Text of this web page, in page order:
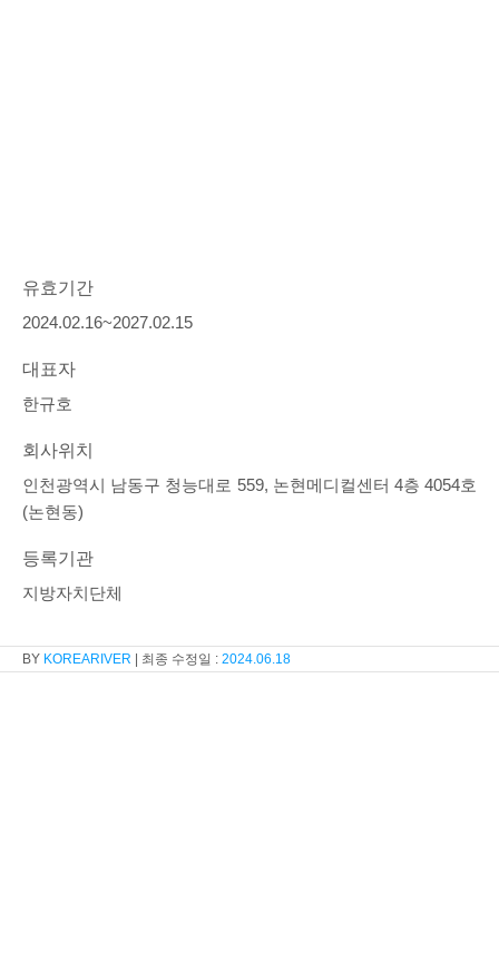
유효기간
2024.02.16~2027.02.15
대표자
한규호
회사위치
인천광역시 남동구 청능대로 559, 논현메디컬센터 4층 4054호
(논현동)
등록기관
지방자치단체
KOREARIVER 2024.06.18